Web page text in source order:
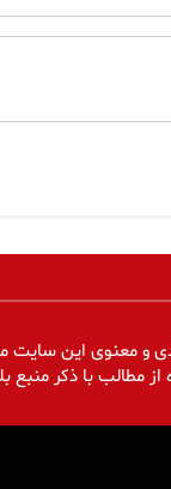
و معنوی این سایت
از مطالب با ذکر منبع